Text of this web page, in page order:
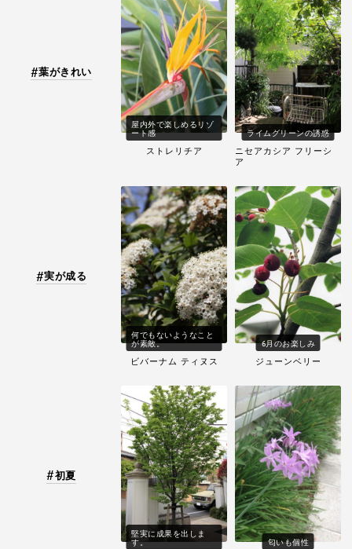
葉がきれい
屋内外で楽しめるリゾ
ート感
ストレリチア
ライムグリーンの誘惑
ニセアカシア フリーシ
ア
実が成る
何でもないようなこと
が素敵。
ビバーナム ティヌス
6月のお楽しみ
ジューンベリー
初夏
堅実に成果を出しま
す。
匂いも個性